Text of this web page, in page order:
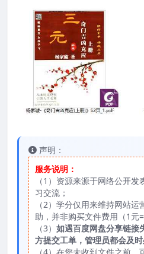
声明：
服务说明：
（1）资源来源于网络公开
习交流；
（2）学分仅用来维持网站
助，并非购买文件费用（1元
（3） 如遇百度网盘分享链接
方提交工单，管理员都会及